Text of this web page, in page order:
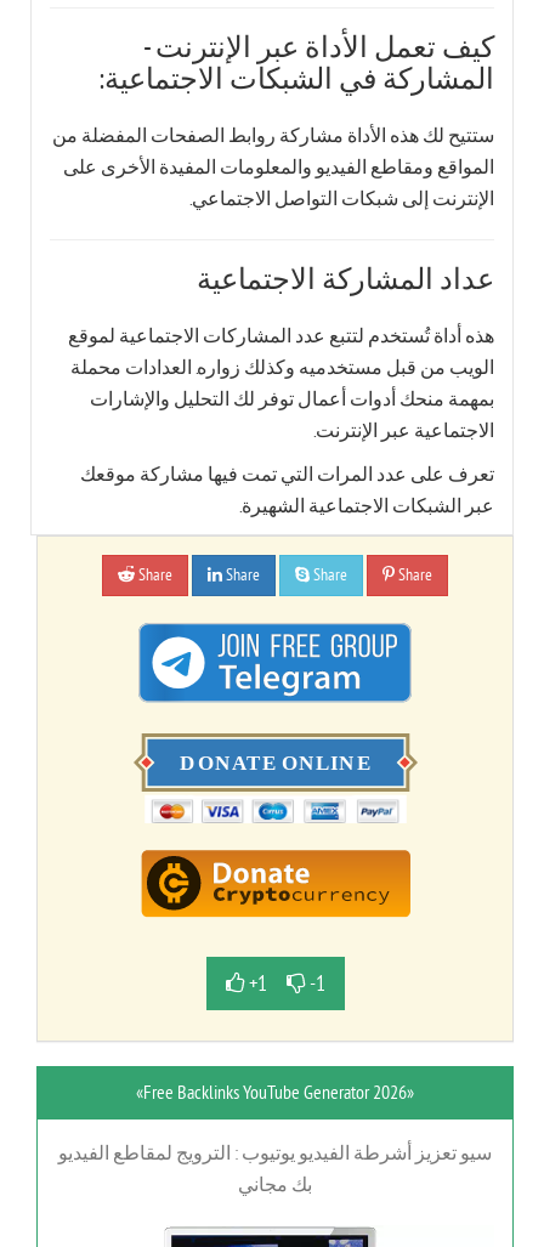
كيف تعمل الأداة عبر الإنترنت -
المشاركة في الشبكات الاجتماعية:
ستتيح لك هذه الأداة مشاركة روابط الصفحات المفضلة من
المواقع ومقاطع الفيديو والمعلومات المفيدة الأخرى على
الإنترنت إلى شبكات التواصل الاجتماعي.
عداد المشاركة الاجتماعية
هذه أداة تُستخدم لتتبع عدد المشاركات الاجتماعية لموقع
الويب من قبل مستخدميه وكذلك زواره. العدادات محملة
بمهمة منحك أدوات أعمال توفر لك التحليل والإشارات
الاجتماعية عبر الإنترنت.
تعرف على عدد المرات التي تمت فيها مشاركة موقعك
عبر الشبكات الاجتماعية الشهيرة.
Share Share Share Share
+1 -1
«Free Backlinks YouTube Generator 2026»
سيو تعزيز أشرطة الفيديو يوتيوب : الترويج لمقاطع الفيديو
بك مجاني